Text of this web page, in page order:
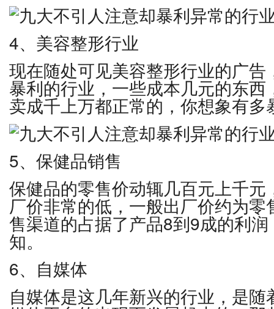
4、美容整形行业
现在随处可见美容整形行业的广
暴利的行业，一些成本几元的东
卖成千上万都正常的，你想象有多
5、保健品销售
保健品的零售价动辄几百元上千
厂价非常的低，一般出厂价约为
售渠道的占据了产品8到9成的利
知。
6、自媒体
自媒体是这几年新兴的行业，是